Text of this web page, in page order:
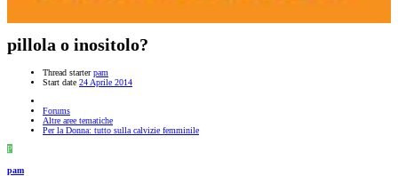
pillola o inositolo?
Thread starter pam
Start date 24 Aprile 2014
Forums
Altre aree tematiche
Per la Donna: tutto sulla calvizie femminile
P
pam